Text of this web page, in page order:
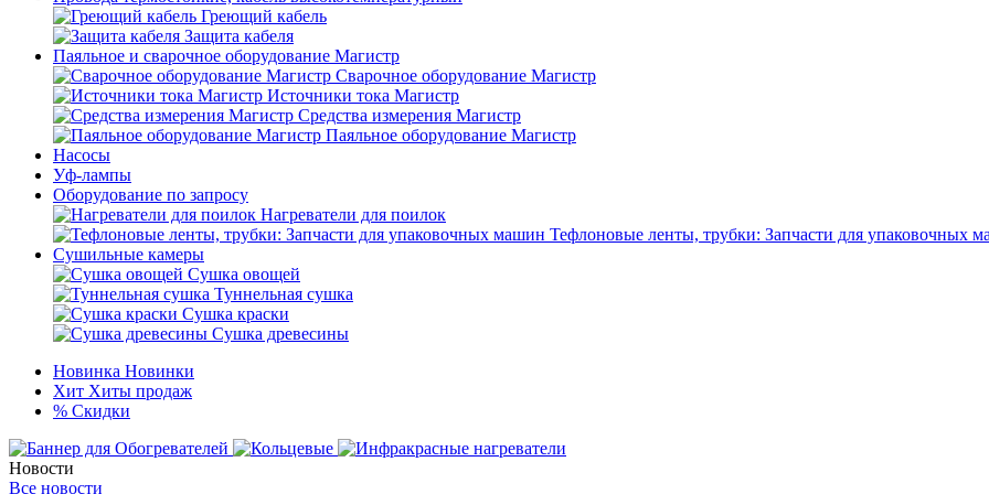
Греющий кабель
Защита кабеля
Паяльное и сварочное оборудование Магистр
Сварочное оборудование Магистр
Источники тока Магистр
Средства измерения Магистр
Паяльное оборудование Магистр
Насосы
Уф-лампы
Оборудование по запросу
Нагреватели для поилок
Тефлоновые ленты, трубки: Запчасти для упаковочных
Сушильные камеры
Сушка овощей
Туннельная сушка
Сушка краски
Сушка древесины
Новинка Новинки
Хит Хиты продаж
% Скидки
Новости
Все новости